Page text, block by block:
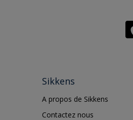
Sikkens
A propos de Sikkens
Contactez nous